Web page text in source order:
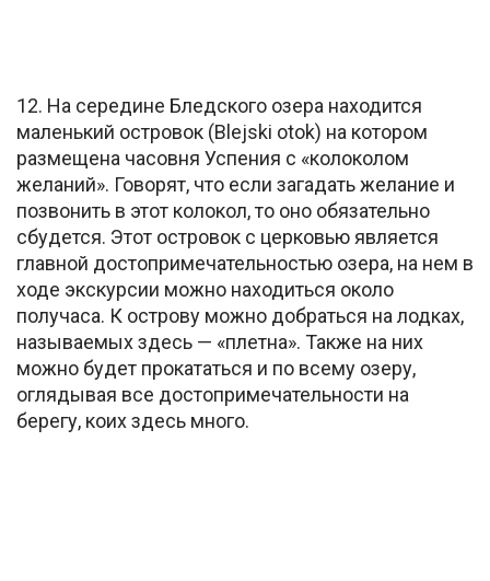
12. На середине Бледского озера находится
маленький островок (Blejski otok) на котором
размещена часовня Успения с «колоколом
желаний». Говорят, что если загадать желание и
позвонить в этот колокол, то оно обязательно
сбудется. Этот островок с церковью является
главной достопримечательностью озера, на нем в
ходе экскурсии можно находиться около
получаса. К острову можно добраться на лодках,
называемых здесь — «плетна». Также на них
можно будет прокататься и по всему озеру,
оглядывая все достопримечательности на
берегу, коих здесь много.